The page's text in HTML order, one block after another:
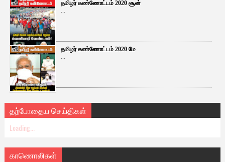
தமிழர் கண்ணோட்டம் 2020 சூன்
...
தமிழர் கண்ணோட்டம் 2020 மே
...
தற்போதைய செய்திகள்
Loading...
காணொலிகள்